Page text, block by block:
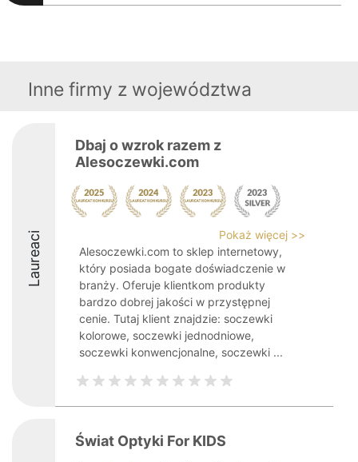
Inne firmy z województwa
Laureaci
Dbaj o wzrok razem z
Alesoczewki.com
Pokaż więcej >>
Alesoczewki.com to sklep internetowy,
który posiada bogate doświadczenie w
branży. Oferuje klientkom produkty
bardzo dobrej jakości w przystępnej
cenie. Tutaj klient znajdzie: soczewki
kolorowe, soczewki jednodniowe,
soczewki konwencjonalne, soczewki ...
Świat Optyki For KIDS